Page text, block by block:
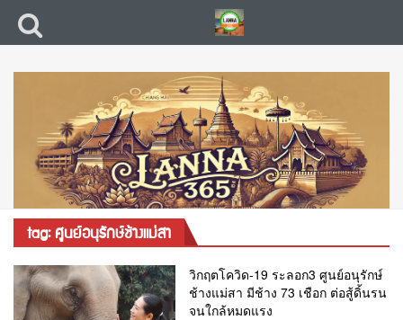
tag: ศูนย์อนุรักษ์ช้างแม่สา
วิกฤตโควิด-19 ระลอก3 ศูนย์อนุรักษ์
ช้างแม่สา มีช้าง 73 เชือก ต่อสู้ดิ้นรน
จนใกล้หมดแรง